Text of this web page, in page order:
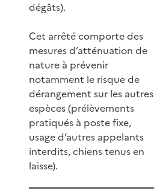
dégâts).
Cet arrêté comporte des
mesures d’atténuation de
nature à prévenir
notamment le risque de
dérangement sur les autres
espèces (prélèvements
pratiqués à poste fixe,
usage d’autres appelants
interdits, chiens tenus en
laisse).